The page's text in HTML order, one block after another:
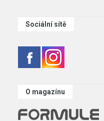
Sociální sítě
O magazínu